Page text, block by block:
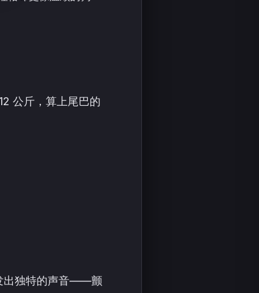
公斤，算上尾巴的
出独特的声音——颤